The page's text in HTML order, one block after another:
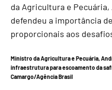
da Agricultura e Pecuária,
defendeu a importância
proporcionais aos
Ministro da Agricultura e Pecuária,
infraestrutura para escoamento da
Camargo/Agência Brasil